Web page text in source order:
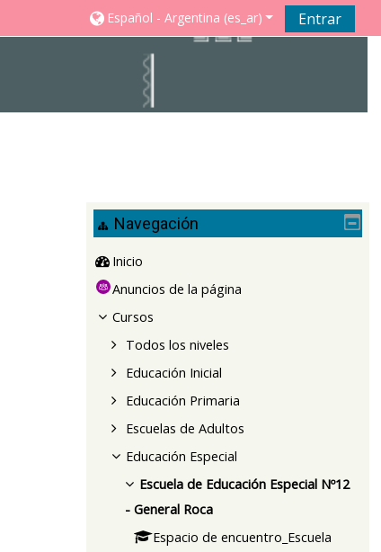
Español - Argentina ‎(es_ar)‎ Entrar
Navegación
Inicio
Anuncios de la página
Cursos
Todos los niveles
Educación Inicial
Educación Primaria
Escuelas de Adultos
Educación Especial
Escuela de Educación Especial Nº12
- General Roca
Espacio de encuentro_Escuela